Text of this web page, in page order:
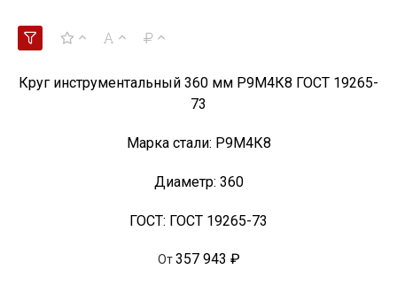
Круг инструментальный 360 мм Р9М4К8 ГОСТ 19265-
73
Марка стали: Р9М4К8
Диаметр: 360
ГОСТ: ГОСТ 19265-73
От 357 943 ₽